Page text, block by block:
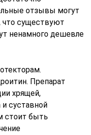
отзывы могут
что существуют
ненамного дешевле
Препарат
хрящей,
и суставной
стоит быть